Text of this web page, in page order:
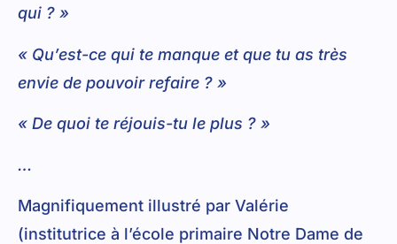
qui ? »
« Qu’est-ce qui te manque et que tu as très
envie de pouvoir refaire ? »
« De quoi te réjouis-tu le plus ? »
…
Magnifiquement illustré par Valérie
(institutrice à l’école primaire Notre Dame de